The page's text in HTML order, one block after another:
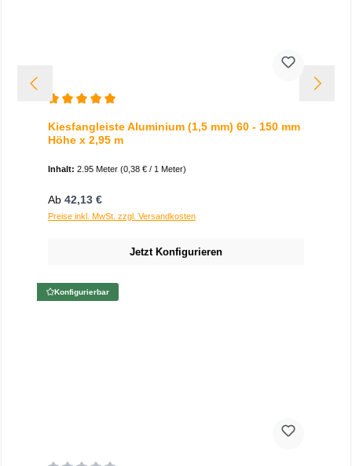
Kiesfangleiste Aluminium (1,5 mm) 60 - 150 mm
Höhe x 2,95 m
Inhalt: 2.95 Meter (0,38 € / 1 Meter)
Regulärer Preis:
Ab 42,13 €
Preise inkl. MwSt. zzgl. Versandkosten
Jetzt Konfigurieren
Konfigurierbar